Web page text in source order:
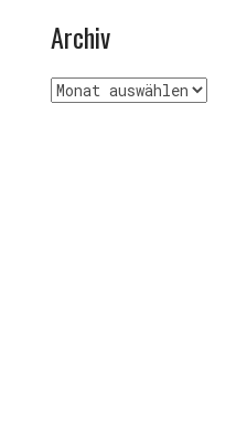
Archiv
Archiv